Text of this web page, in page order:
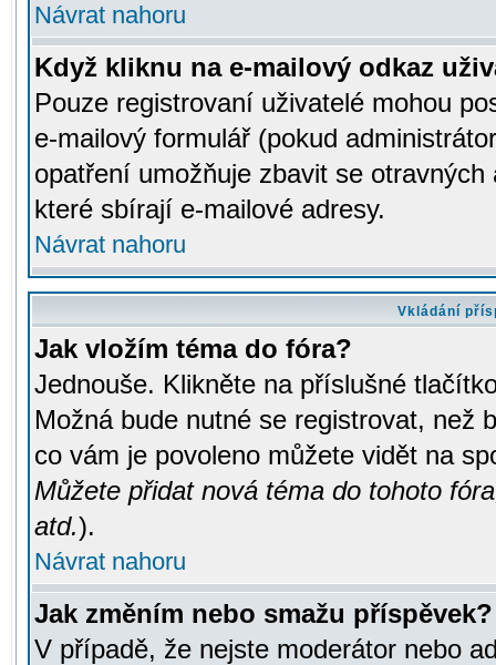
Návrat nahoru
Když kliknu na e-mailový odkaz
Pouze registrovaní uživatelé mohou
e-mailový formulář (pokud
opatření umožňuje zbavit se
které sbírají e-mailové adresy.
Návrat nahoru
Vkládání
Jak vložím téma do fóra?
Jednouše. Klikněte na příslušné
Možná bude nutné se registrovat, než
co vám je povoleno můžete vidět na
Můžete přidat nová téma do tohoto
atd.).
Návrat nahoru
Jak změním nebo smažu příspěvek?
V případě, že nejste moderátor nebo